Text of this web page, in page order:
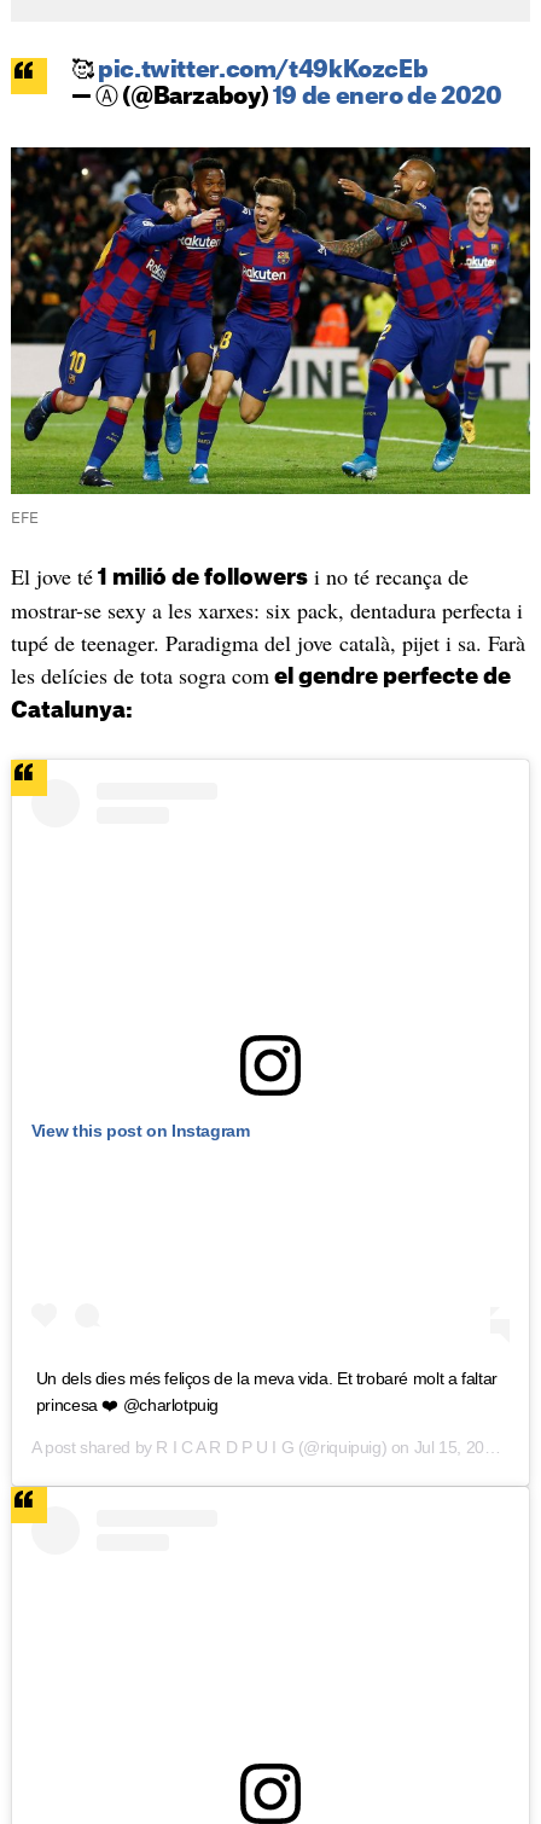
🥰 pic.twitter.com/t49kKozcEb
— Ⓐ (@Barzaboy) 19 de enero de 2020
EFE
El jove té1 milió de followersi no té recança de
mostrar-se sexy a les xarxes: six pack, dentadura perfecta i
tupé de teenager. Paradigma del jove català, pijet i sa. Farà
les delícies de tota sogra com el gendre perfecte de
Catalunya:
View this post on Instagram
Un dels dies més feliços de la meva vida. Et trobaré molt a faltar
princesa ❤️ @charlotpuig
A post shared by R I C A R D P U I G (@riquipuig) on Jul 15, 2019 at 2:15pm PDT